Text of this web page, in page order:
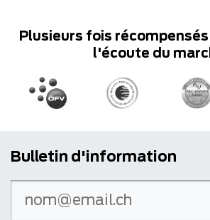
Plusieurs fois
l'écoute du
Bulletin d'information